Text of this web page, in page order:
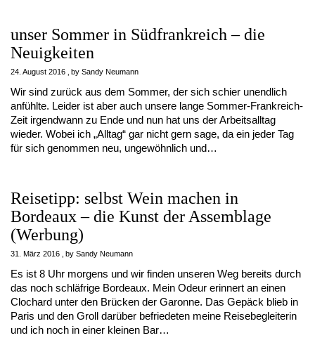
unser Sommer in Südfrankreich – die
Neuigkeiten
24. August 2016 by Sandy Neumann
Wir sind zurück aus dem Sommer, der sich schier unendlich
anfühlte. Leider ist aber auch unsere lange Sommer-Frankreich-
Zeit irgendwann zu Ende und nun hat uns der Arbeitsalltag
wieder. Wobei ich „Alltag“ gar nicht gern sage, da ein jeder Tag
für sich genommen neu, ungewöhnlich und…
Reisetipp: selbst Wein machen in
Bordeaux – die Kunst der Assemblage
(Werbung)
31. März 2016 by Sandy Neumann
Es ist 8 Uhr morgens und wir finden unseren Weg bereits durch
das noch schläfrige Bordeaux. Mein Odeur erinnert an einen
Clochard unter den Brücken der Garonne. Das Gepäck blieb in
Paris und den Groll darüber befriedeten meine Reisebegleiterin
und ich noch in einer kleinen Bar…